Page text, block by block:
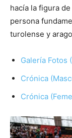
hacía la figura
persona
turolense y
Galería Fotos
Crónica
Crónica